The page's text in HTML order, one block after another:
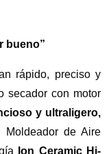
bueno”
rápido, preciso y
secador con motor
y ultraligero,
de Aire
Ion Ceramic Hi-